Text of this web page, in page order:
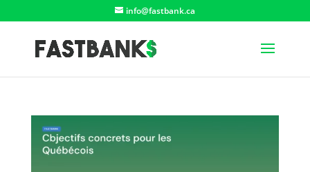
info@fastbank.ca